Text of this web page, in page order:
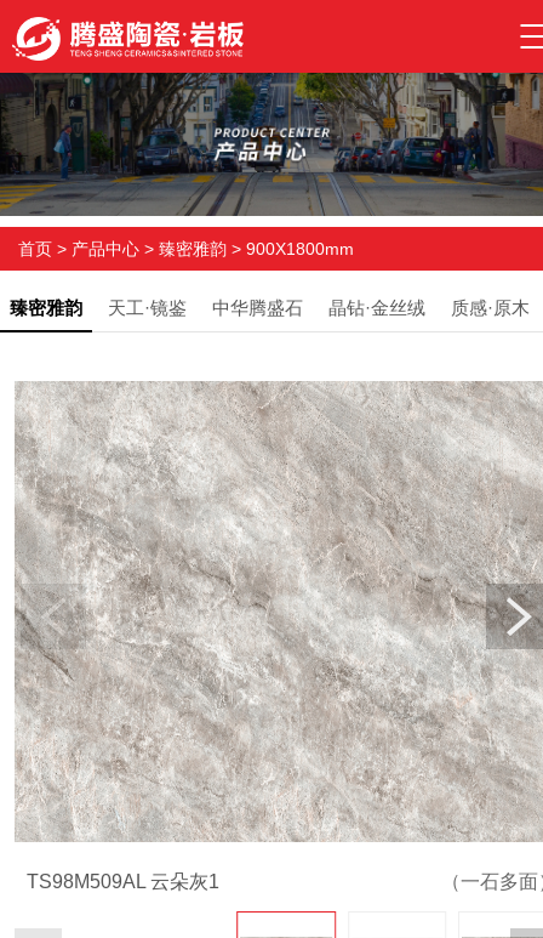
首页 > 产品中心 > 臻密雅韵 > 900X1800mm
臻密雅韵 天工·镜鉴 中华腾盛石 晶钻·金丝绒 质感·原木
TS98M509AL 云朵灰1 （一石多